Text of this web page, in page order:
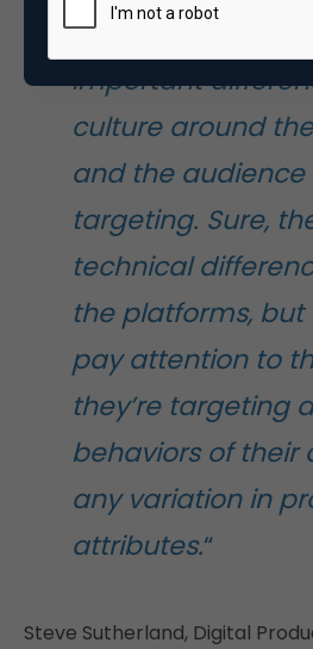
“Instagram and
important
culture around
and the audience
targeting. Sure,
technical
the platforms,
pay attention to
they’re targeting
behaviors of their
any variation in
attributes.“
Steve Sutherland, Digital